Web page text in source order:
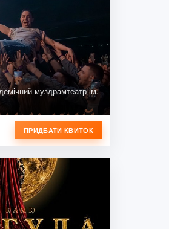
муздрамтеатр ім.
ПРИДБАТИ КВИТОК